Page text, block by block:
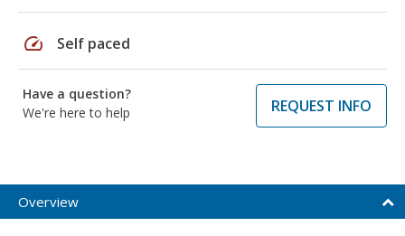
speed Self paced
Have a question?
We're here to help
REQUEST INFO
Overview